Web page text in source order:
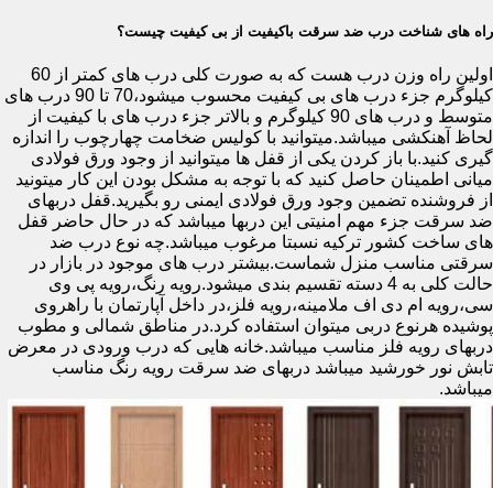
راه های شناخت درب ضد سرقت باکیفیت از بی کیفیت چیست؟
اولین راه وزن درب هست که به صورت کلی درب های کمتر از 60
کیلوگرم جزء درب های بی کیفیت محسوب میشود،70 تا 90 درب های
متوسط و درب های 90 کیلوگرم و بالاتر جزء درب های با کیفیت از
لحاظ آهنکشی میباشد.میتوانید با کولیس ضخامت چهارچوب را اندازه
گیری کنید.با باز کردن یکی از قفل ها میتوانید از وجود ورق فولادی
میانی اطمینان حاصل کنید که با توجه به مشکل بودن این کار میتونید
از فروشنده تضمین وجود ورق فولادی ایمنی رو بگیرید.قفل دربهای
ضد سرقت جزء مهم امنیتی این دربها میباشد که در حال حاضر قفل
های ساخت کشور ترکیه نسبتا مرغوب میباشد.چه نوع درب ضد
سرقتی مناسب منزل شماست.بیشتر درب های موجود در بازار در
حالت کلی به 4 دسته تقسیم بندی میشود.رویه رنگ،رویه پی وی
سی،رویه ام دی اف ملامینه،رویه فلز،در داخل آپارتمان با راهروی
پوشیده هرنوع دربی میتوان استفاده کرد.در مناطق شمالی و مطوب
دربهای رویه فلز مناسب میباشد.خانه هایی که درب ورودی در معرض
تابش نور خورشید میباشد دربهای ضد سرقت رویه رنگ مناسب
میباشد.